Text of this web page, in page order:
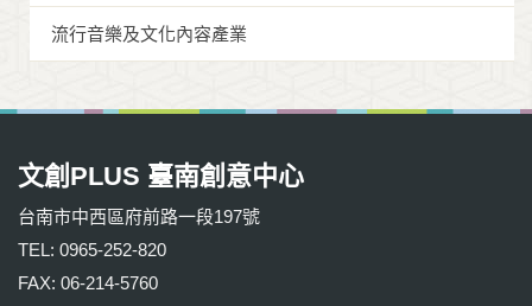
流行音樂及文化內容產業
文創PLUS 臺南創意中心
台南市中西區府前路一段197號
TEL: 0965-252-820
FAX: 06-214-5760